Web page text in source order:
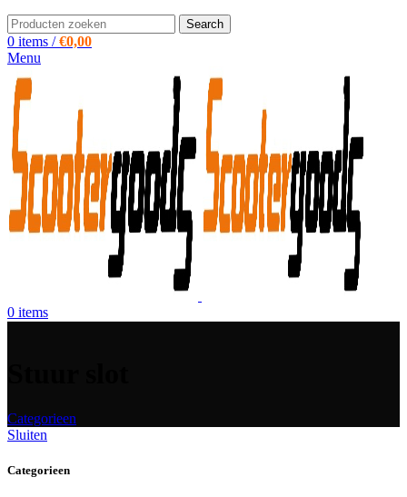
Search
0 items / €0,00
Menu
0 items
Categorieen
Sluiten
Categorieen